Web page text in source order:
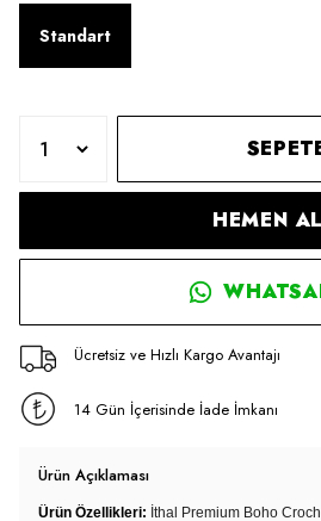
Standart
HEMEN AL
Ücretsiz ve Hızlı Kargo Avantajı
14 Gün İçerisinde İade İmkanı
Ürün Açıklaması
Ürün Özellikleri: İthal Premium Boho